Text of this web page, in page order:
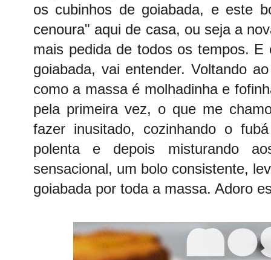
os cubinhos de goiabada, e este
cenoura" aqui de casa, ou seja a
mais pedida de todos os tempos.
goiabada, vai entender. Voltando
como a massa é molhadinha e
pela primeira vez, o que me
fazer inusitado, cozinhando o
polenta e depois misturando
sensacional, um bolo consistente,
goiabada por toda a massa. Adoro